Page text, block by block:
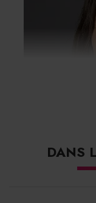
Olivia Grégoire,
DANS